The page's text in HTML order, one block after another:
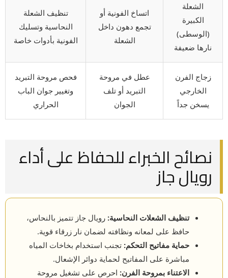
الشعلة
الكبيرة
(الوسطى)
نارها ضعيفة
اتساخ الفونية أو
تجمع دهون داخل
الشعلة
تنظيف الشعلة
النحاسية وتسليك
الفونية بأدوات خاصة
زجاج الفرن
الخارجي
يسخن جداً
عطل في مروحة
التبريد أو تلف
الجوان
فحص مروحة التبريد
وتغيير جوان الباب
الحراري
نصائح الخبراء للحفاظ على أداء
رويال جاز
تنظيف الشعلات النحاسية: رويال جاز تتميز بالنحاس،
حافظ على لمعانه ونظافته لضمان نار زرقاء قوية.
حماية مفاتيح التحكم: تجنب استخدام بخاخات المياه
مباشرة على المفاتيح لحماية دوائر الإشعال.
الاعتناء بمروحة الفرن: احرص على تشغيل مروحة